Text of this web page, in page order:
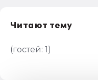
Читают тему
(гостей: 1)